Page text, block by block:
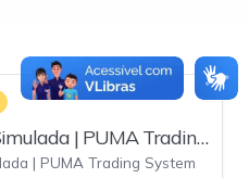
| PUMA Trading
| PUMA Trading System